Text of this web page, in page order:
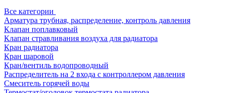
Все категории
Арматура трубная, распределение, контроль давления
Клапан поплавковый
Клапан стравливания воздуха для радиатора
Кран радиатора
Кран шаровой
Кран/вентиль водопроводный
Распределитель на 2 входа с контроллером давления
Смеситель горячей воды